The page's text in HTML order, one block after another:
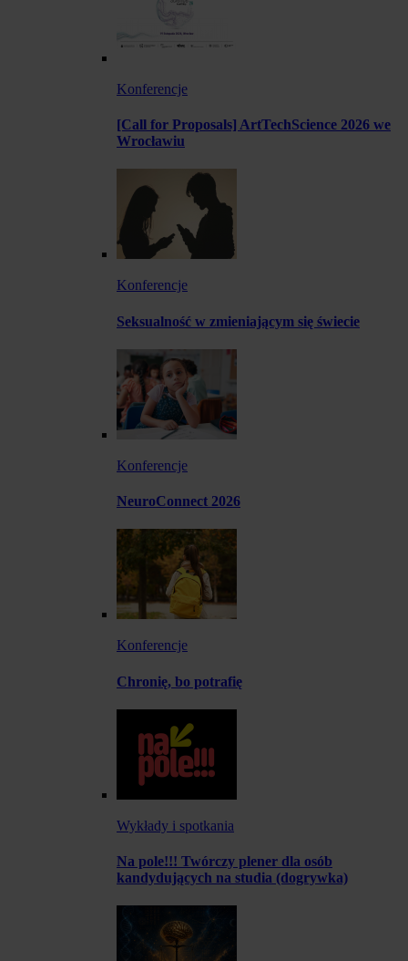
Konferencje
[Call for Proposals] ArtTechScience 2026 we
Wrocławiu
Konferencje
Seksualność w zmieniającym się świecie
Konferencje
NeuroConnect 2026
Konferencje
Chronię, bo potrafię
Wykłady i spotkania
Na pole!!! Twórczy plener dla osób
kandydujących na studia (dogrywka)